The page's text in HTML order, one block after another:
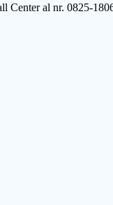
Center al nr. 0825-